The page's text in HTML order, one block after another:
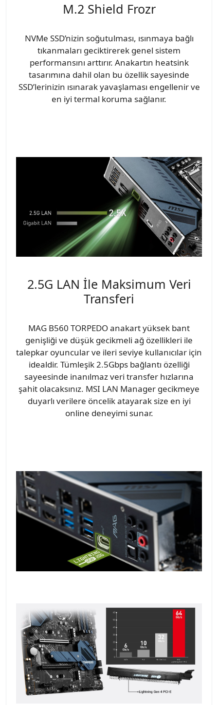
M.2 Shield Frozr
NVMe SSD’nizin soğutulması, ısınmaya bağlı
tıkanmaları geciktirerek genel sistem
performansını arttırır. Anakartın heatsink
tasarımına dahil olan bu özellik sayesinde
SSD’lerinizin ısınarak yavaşlaması engellenir ve
en iyi termal koruma sağlanır.
2.5G LAN İle Maksimum Veri
Transferi
MAG B560 TORPEDO anakart yüksek bant
genişliği ve düşük gecikmeli ağ özellikleri ile
talepkar oyuncular ve ileri seviye kullanıcılar için
idealdir. Tümleşik 2.5Gbps bağlantı özelliği
sayeesinde inanılmaz veri transfer hızlarına
şahit olacaksınız. MSI LAN Manager gecikmeye
duyarlı verilere öncelik atayarak size en iyi
online deneyimi sunar.